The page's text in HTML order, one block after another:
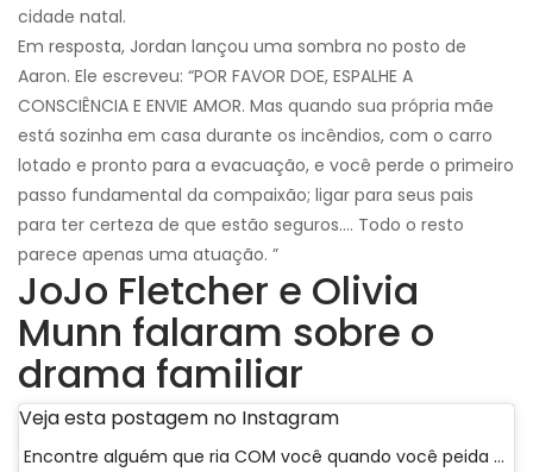
cidade natal.
Em resposta, Jordan lançou uma sombra no posto de
Aaron. Ele escreveu: “POR FAVOR DOE, ESPALHE A
CONSCIÊNCIA E ENVIE AMOR. Mas quando sua própria mãe
está sozinha em casa durante os incêndios, com o carro
lotado e pronto para a evacuação, e você perde o primeiro
passo fundamental da compaixão; ligar para seus pais
para ter certeza de que estão seguros…. Todo o resto
parece apenas uma atuação. ”
JoJo Fletcher e Olivia
Munn falaram sobre o
drama familiar
Veja esta postagem no Instagram
Encontre alguém que ria COM você quando você peida ...